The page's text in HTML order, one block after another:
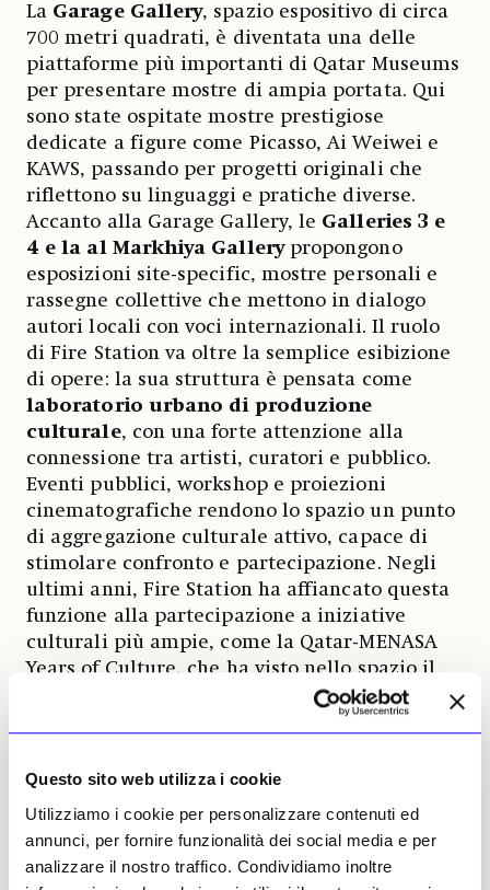
Questo sito web utilizza i cookie
Utilizziamo i cookie per personalizzare contenuti ed
annunci, per fornire funzionalità dei social media e per
analizzare il nostro traffico. Condividiamo inoltre
La Garage Gallery, spazio espositivo di circa
700 metri quadrati, è diventata una delle
piattaforme più importanti di Qatar Museums
per presentare mostre di ampia portata. Qui
sono state ospitate mostre prestigiose
dedicate a figure come Picasso, Ai Weiwei e
KAWS, passando per progetti originali che
riflettono su linguaggi e pratiche diverse.
Accanto alla Garage Gallery, le Galleries 3 e
4 e la al Markhiya Gallerypropongono
esposizioni site-specific, mostre personali e
rassegne collettive che mettono in dialogo
autori locali con voci internazionali. Il ruolo
di Fire Station va oltre la semplice esibizione
di opere: la sua struttura è pensata come
laboratorio urbano di produzione
culturale, con una forte attenzione alla
connessione tra artisti, curatori e pubblico.
Eventi pubblici, workshop e proiezioni
cinematografiche rendono lo spazio un punto
di aggregazione culturale attivo, capace di
stimolare confronto e partecipazione. Negli
ultimi anni, Fire Station ha affiancato questa
funzione alla partecipazione a iniziative
culturali più ampie, come la Qatar-MENASA
Years of Culture, che ha visto nello spazio il
lancio di programmi interdisciplinari e
Lavinia Trivulzio, 05 febbraio
2026 | © Riproduzione